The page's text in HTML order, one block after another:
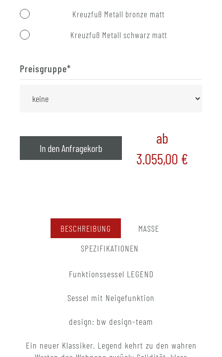
Kreuzfuß Metall bronze matt
Kreuzfuß Metall schwarz matt
Preisgruppe*
In den Anfragekorb
ab
3.055,00 €
BESCHREIBUNG
MASSE
SPEZIFIKATIONEN
Funktionssessel LEGEND
Sessel mit Neigefunktion
design: bw design-team
Ein neuer Klassiker. Legend kehrt zu den wahren